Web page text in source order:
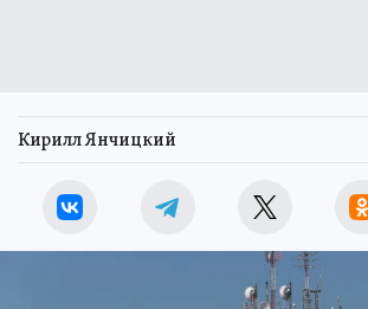
Кирилл Янчицкий